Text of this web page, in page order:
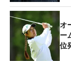
オ
ー
位